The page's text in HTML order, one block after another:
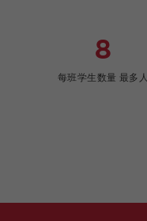
8
每班学生数量 最多人